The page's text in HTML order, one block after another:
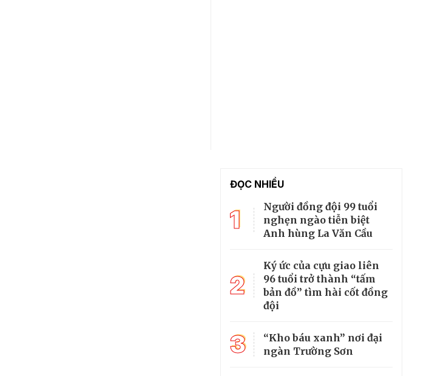
ĐỌC NHIỀU
1
Người đồng đội 99 tuổi
nghẹn ngào tiễn biệt
Anh hùng La Văn Cầu
2
Ký ức của cựu giao liên
96 tuổi trở thành “tấm
bản đồ” tìm hài cốt đồng
đội
3
“Kho báu xanh” nơi đại
ngàn Trường Sơn